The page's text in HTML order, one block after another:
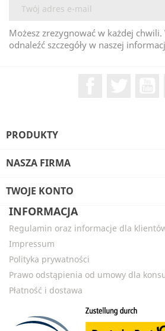
Możesz zrezygnować w każdej
odnaleźć szczegóły w naszej
PRODUKTY
NASZA FIRMA
TWOJE KONTO
INFORMACJA
Regulamin oraz informacje dla
Impressum
Polityka prywatności
Prawo odstąpienia od umowy dla
Płatność i dostawa